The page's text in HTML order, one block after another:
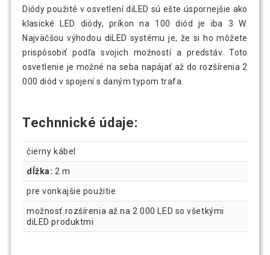
Diódy použité v osvetlení diLED sú ešte úspornejšie ako
klasické LED diódy, príkon na 100 diód je iba 3 W.
Najväčšou výhodou diLED systému je, že si ho môžete
prispôsobiť podľa svojich možností a predstáv. Toto
osvetlenie je možné na seba napájať až do rozšírenia 2
000 diód v spojení s daným typom trafa.
Technnické údaje:
čierny kábel
dĺžka: 2 m
pre vonkajšie použitie
možnosť rozšírenia až na 2 000 LED so všetkými
diLED produktmi